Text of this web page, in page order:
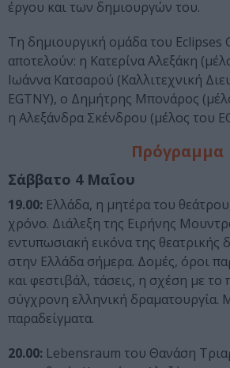
έργου και των δημιουργών του.
Τη δημιουργική ομάδα του
αποτελούν: η Κατερίνα Αλεξάκη
Ιωάννα Κατσαρού (Καλλιτεχνική
EGTNY), ο Δημήτρης Μπονάρος
η Αλεξάνδρα Σκένδρου (μέλος του
Πρόγραμμα
Σάββατο 4 Μαΐου
19.00: Ελλάδα, η μητέρα του
χρόνο. Διάλεξη της Ειρήνης
εντυπωσιακή εικόνα της θεατρικής
στην Ελλάδα σήμερα. Δομές, όροι
και φεστιβάλ, τάσεις, η σχέση με το
σύγχρονη ελληνική δραματουργία.
παραδείγματα.
20.00: Lebensraum του Θανάση